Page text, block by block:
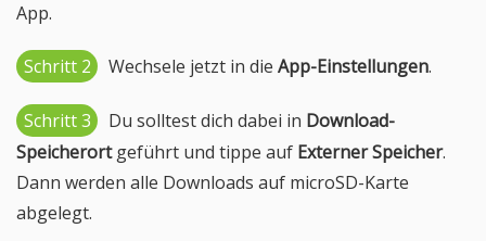
App.
Schritt 2 Wechsele jetzt in die App-Einstellungen.
Schritt 3 Du solltest dich dabei in Download-
Speicherortgeführt und tippe auf Externer Speicher.
Dann werden alle Downloads auf microSD-Karte
abgelegt.